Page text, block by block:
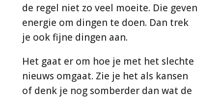
de regel niet zo veel moeite. Die geven
energie om dingen te doen. Dan trek
je ook fijne dingen aan.
Het gaat er om hoe je met het slechte
nieuws omgaat. Zie je het als kansen
of denk je nog somberder dan wat de